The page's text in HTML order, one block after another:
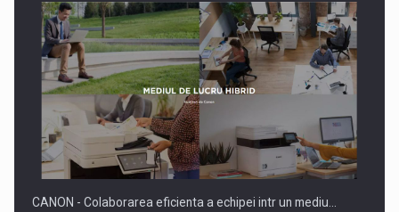
SYCLEF isi consolideaza prezenta in Romania printr-o a
doua…
CANON - Colaborarea eficienta a echipei intr un mediu…